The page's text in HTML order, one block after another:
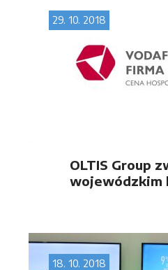
29. 10. 2018
OLTIS Group
wojewódzkim
18. 10. 2018